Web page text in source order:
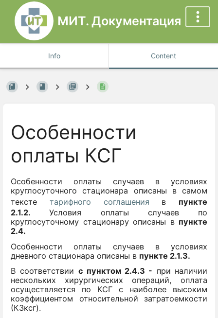
МИТ. Документация
Info Content
Особенности
оплаты КСГ
Особенности оплаты случаев в условиях
круглосуточного стационара описаны в самом
тексте
тарифного соглашения в
пункте
2.1.2.
Условия оплаты случаев по
круглосуточному стационару описаны в пункте
2.4.
Особенности оплаты случаев в условиях
дневного стационара описаны в пункте 2.1.3.
В соответствии с пунктом 2.4.3 - при наличии
нескольких хирургических операций, оплата
осуществляется по КСГ с наиболее высоким
коэффициентом относительной затратоемкости
(КЗксг).